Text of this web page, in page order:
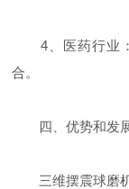
4、医药行业：
合。
四、优势和发
三维摆震球磨机